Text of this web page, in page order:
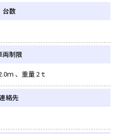
台数
両制限
ｍ 重量 2ｔ
絡先